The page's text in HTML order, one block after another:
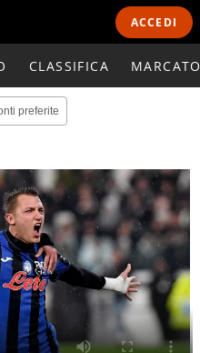
ACCEDI
CLASSIFICA
preferite